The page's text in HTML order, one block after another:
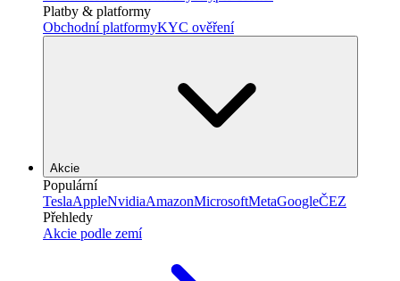
Platby & platformy
Obchodní platformyKYC ověření
Akcie
Populární
TeslaAppleNvidiaAmazonMicrosoftMetaGoogleČEZ
Přehledy
Akcie podle zemí